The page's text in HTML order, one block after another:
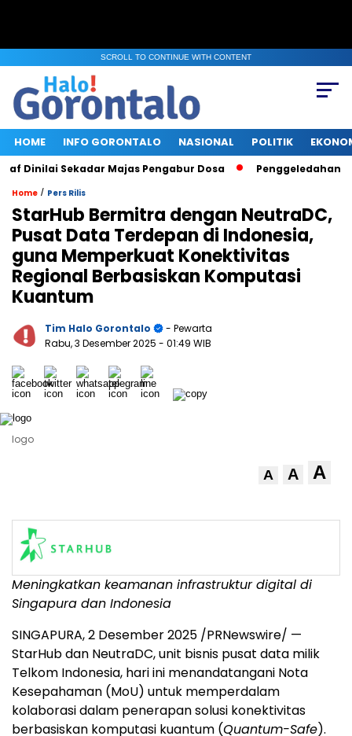
SCROLL TO CONTINUE WITH CONTENT
HOME INFO GORONTALO NASIONAL POLITIK
Sekadar Majas Pengabur Dosa Penggeledahan KPK
Home / Pers Rilis
StarHub Bermitra dengan NeutraDC,
Pusat Data Terdepan di Indonesia,
guna Memperkuat Konektivitas
Regional Berbasiskan Komputasi
Kuantum
Tim Halo Gorontalo
- Pewarta
Rabu, 3 Desember 2025 - 01:49 WIB
logo
A A A
Meningkatkan keamanan infrastruktur digital di
Singapura dan Indonesia
SINGAPURA, 2 Desember 2025 /PRNewswire/ —
StarHub dan NeutraDC, unit bisnis pusat data milik
Telkom Indonesia, hari ini menandatangani Nota
Kesepahaman (MoU) untuk memperdalam
kolaborasi dalam penerapan solusi konektivitas
berbasiskan komputasi kuantum (Quantum-Safe).